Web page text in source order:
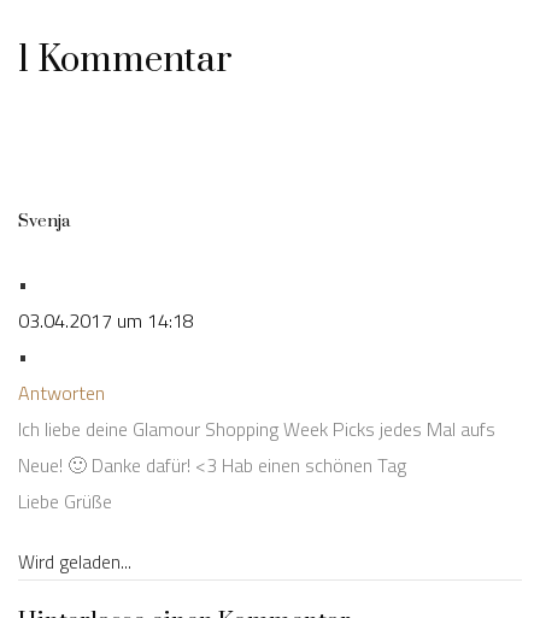
1 Kommentar
Svenja
•
03.04.2017 um 14:18
•
Antworten
Ich liebe deine Glamour Shopping Week Picks jedes Mal aufs
Neue! 🙂 Danke dafür! <3 Hab einen schönen Tag
Liebe Grüße
Wird geladen...